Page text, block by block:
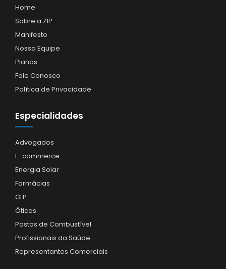
Home
Sobre a ZIP
Manifesto
Nossa Equipe
Planos
Fale Conosco
Política de Privacidade
Especialidades
Advogados
E-commerce
Energia Solar
Farmácias
GLP
Óticas
Postos de Combustível
Profissionais da Saúde
Representantes Comerciais